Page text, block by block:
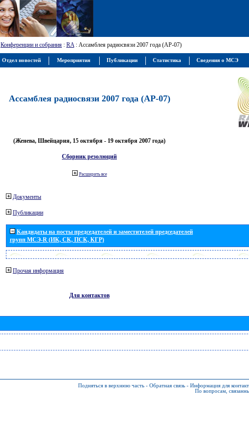
Конференции и собрания : RA: Ассамблея радиосвязи 2007 года (АР-07)
Ассамблея радиосвязи 2007 года (АР-07)
(Женева, Швейцария, 15 октября - 19 октября 2007 года)
Сборник резолюций
Расширить все
Документы
Публикации
Кандидаты на посты председателей и заместителей председателей
групп МСЭ-R (ИК, СК, ПСК, КГР)
Прочая информация
Для контактов
Подняться в верхнюю часть - Обратная связь - Информация для
По вопросам,
Отдел новостей Мероприятия Публикации Статистика Сведения о МСЭ